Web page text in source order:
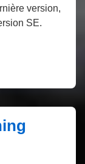
version,
SE.